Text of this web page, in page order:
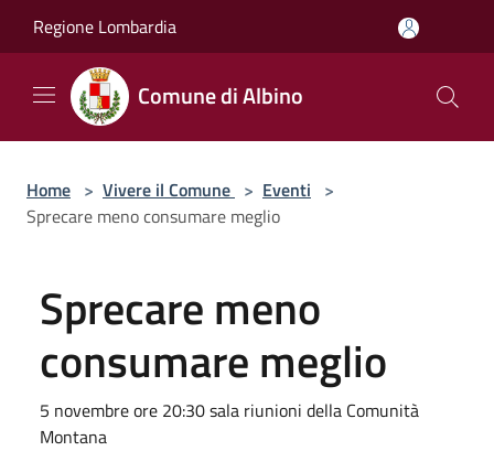
Regione Lombardia
Comune di Albino
Home > Vivere il Comune > Eventi >
Sprecare meno consumare meglio
Sprecare meno
consumare meglio
5 novembre ore 20:30 sala riunioni della Comunità
Montana